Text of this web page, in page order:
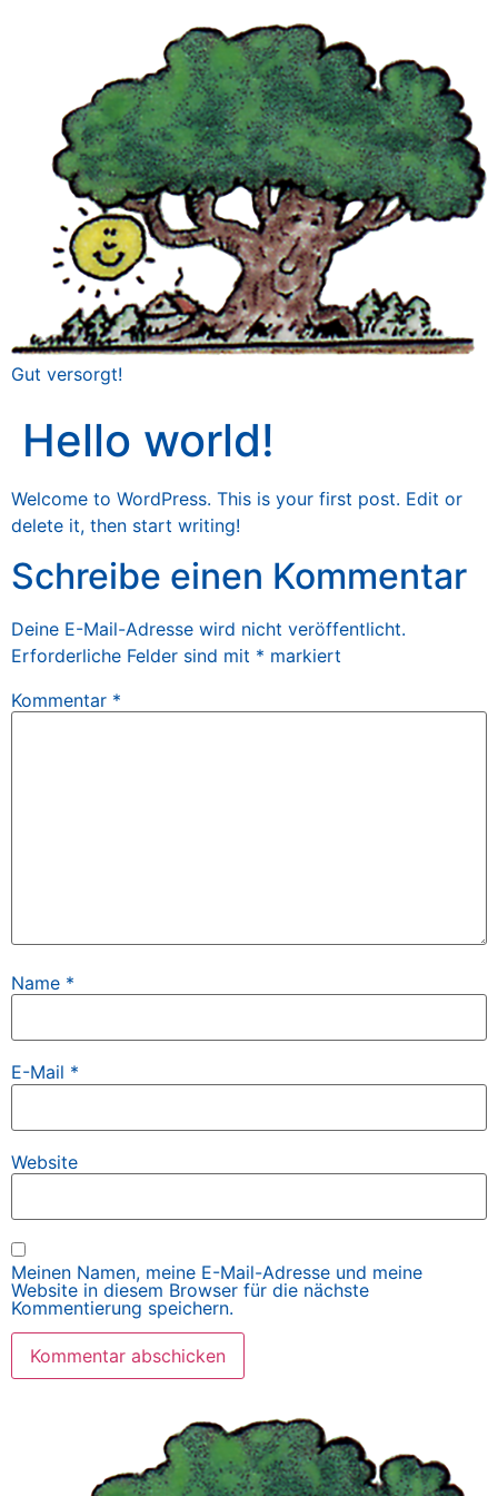
Gut versorgt!
Hello world!
Welcome to WordPress. This is your first post. Edit or
delete it, then start writing!
Schreibe einen Kommentar
Deine E-Mail-Adresse wird nicht veröffentlicht.
Erforderliche Felder sind mit * markiert
Kommentar *
Name *
E-Mail *
Website
Meinen Namen, meine E-Mail-Adresse und meine
Website in diesem Browser für die nächste
Kommentierung speichern.